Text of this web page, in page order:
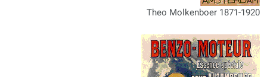
Theo Molkenboer 1871-1920